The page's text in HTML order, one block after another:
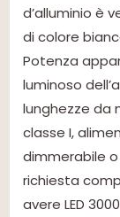
d’alluminio è
di colore
Potenza
luminoso
lunghezze da
classe I,
dimmerabile
richiesta
avere LED